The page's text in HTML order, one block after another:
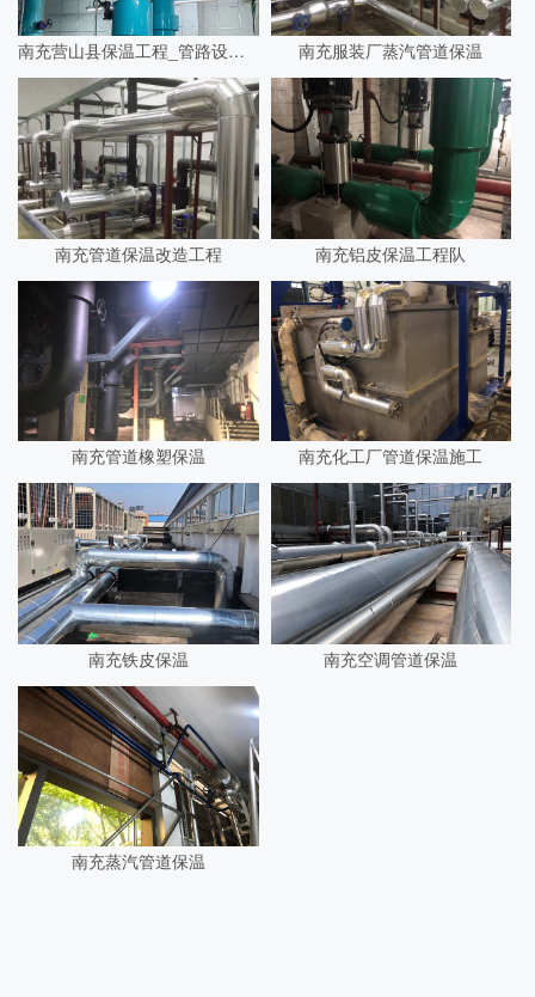
南充营山县保温工程_管路设备防腐保温 南充服装厂蒸汽管道保温
南充管道保温改造工程 南充铝皮保温工程队
南充管道橡塑保温 南充化工厂管道保温施工
南充铁皮保温 南充空调管道保温
南充蒸汽管道保温